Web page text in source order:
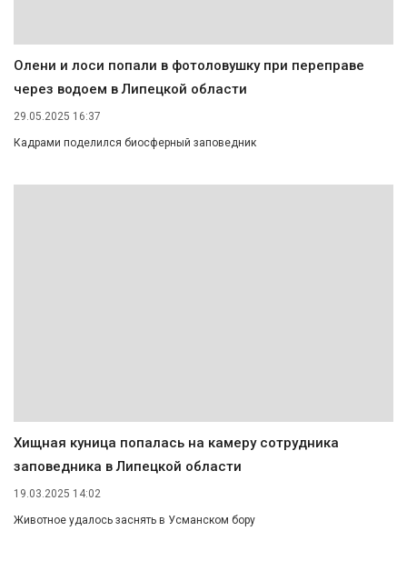
Олени и лоси попали в фотоловушку при переправе
через водоем в Липецкой области
29.05.2025 16:37
Кадрами поделился биосферный заповедник
Хищная куница попалась на камеру сотрудника
заповедника в Липецкой области
19.03.2025 14:02
Животное удалось заснять в Усманском бору